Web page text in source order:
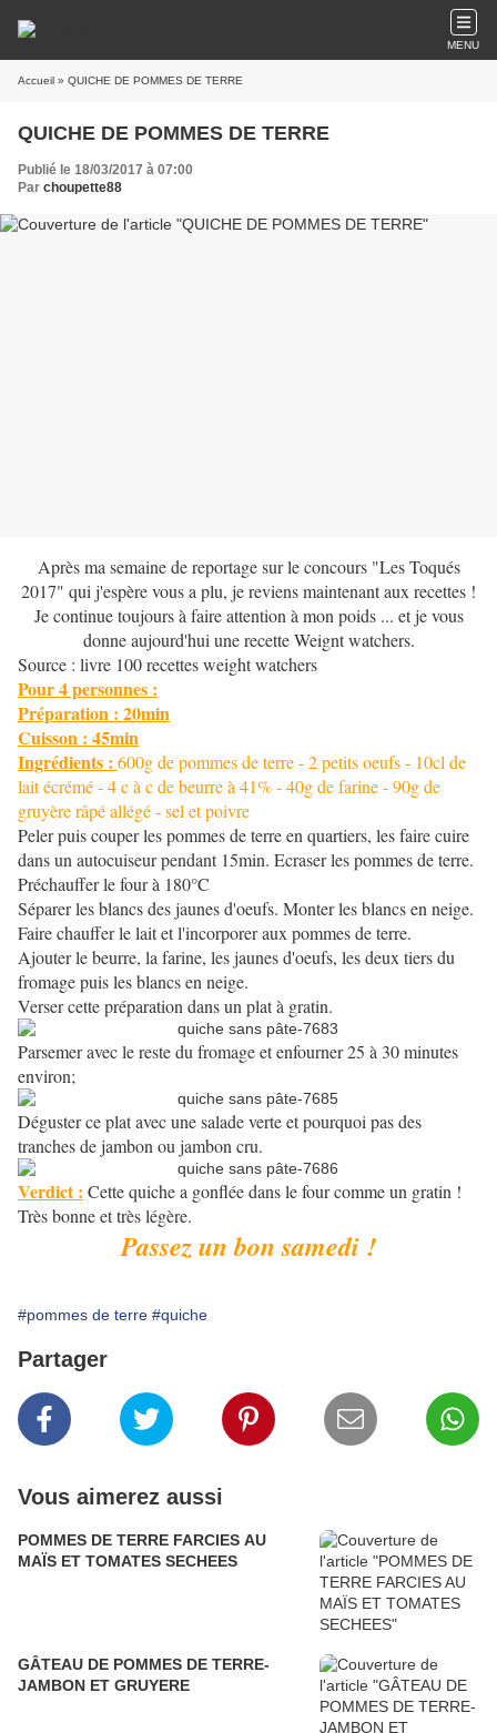
MENU
Accueil » QUICHE DE POMMES DE TERRE
QUICHE DE POMMES DE TERRE
Publié le 18/03/2017 à 07:00
Par choupette88
Après ma semaine de reportage sur le concours "Les Toqués
2017" qui j'espère vous a plu, je reviens maintenant aux recettes !
Je continue toujours à faire attention à mon poids ... et je vous
donne aujourd'hui une recette Weignt watchers.
Source : livre 100 recettes weight watchers
Pour4 personnes :
Préparation : 20min
Cuisson : 45min
Ingrédients : 600g de pommes de terre - 2 petits oeufs - 10cl de
lait écrémé - 4 c à c de beurre à 41% - 40g de farine - 90g de
gruyère râpé allégé - sel et poivre
Peler puis couper les pommes de terre en quartiers, les faire cuire
dans un autocuiseur pendant 15min. Ecraser les pommes de terre.
Préchauffer le four à 180°C
Séparer les blancs des jaunes d'oeufs. Monter les blancs en neige.
Faire chauffer le lait et l'incorporer aux pommes de terre.
Ajouter le beurre, la farine, les jaunes d'oeufs, les deux tiers du
fromage puis les blancs en neige.
Verser cette préparation dans un plat à gratin.
Parsemer avec le reste du fromage et enfourner 25 à 30 minutes
environ;
Déguster ce plat avec une salade verte et pourquoi pas des
tranches de jambon ou jambon cru.
Verdict : Cette quiche a gonflée dans le four comme un gratin !
Très bonne et très légère.
Passez un bon samedi !
#pommes de terre #quiche
Partager
Vous aimerez aussi
POMMES DE TERRE FARCIES AU
MAÏS ET TOMATES SECHEES
GÂTEAU DE POMMES DE TERRE-
JAMBON ET GRUYERE